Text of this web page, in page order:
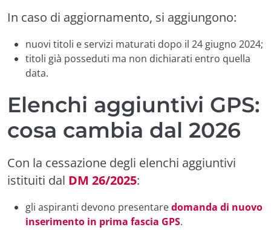
In caso di aggiornamento, si aggiungono:
nuovi titoli e servizi maturati dopo il 24 giugno 2024;
titoli già posseduti ma non dichiarati entro quella
data.
Elenchi aggiuntivi GPS:
cosa cambia dal 2026
Con la cessazione degli elenchi aggiuntivi
istituiti dal DM 26/2025:
gli aspiranti devono presentaredomanda di nuovo
inserimento in prima fascia GPS.